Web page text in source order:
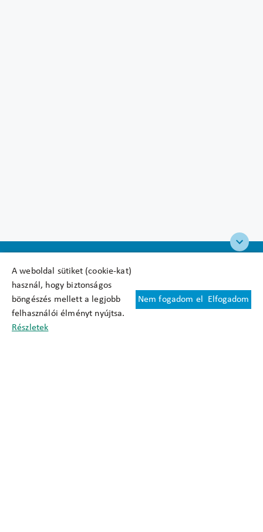
A weboldal sütiket (cookie-kat)
használ, hogy biztonságos
böngészés mellett a legjobb
felhasználói élményt nyújtsa.
Részletek
Nem fogadom el Elfogadom
Felhasználási feltételek